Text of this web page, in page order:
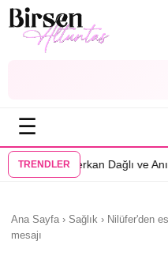
☰
TRENDLER
ve Anıl Çelik’ten Şener
Ana Sayfa › Sağlık › Nilüfer'den
mesajı